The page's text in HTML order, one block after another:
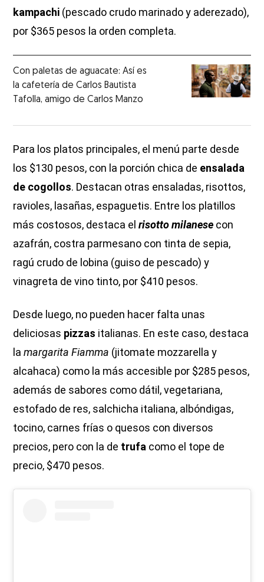
kampachi (pescado crudo marinado y aderezado),
por $365 pesos la orden completa.
Con paletas de aguacate: Así es
la cafetería de Carlos Bautista
Tafolla, amigo de Carlos Manzo
Para los platos principales, el menú parte desde
los $130 pesos, con la porción chica de ensalada
de cogollos. Destacan otras ensaladas, risottos,
ravioles, lasañas, espaguetis. Entre los platillos
más costosos, destaca elrisotto milanese con
azafrán, costra parmesano con tinta de sepia,
ragú crudo de lobina (guiso de pescado) y
vinagreta de vino tinto, por $410 pesos.
Desde luego, no pueden hacer falta unas
deliciosas pizzas italianas. En este caso, destaca
lamargarita Fiamma (jitomate mozzarella y
alcahaca) como la más accesible por $285 pesos,
además de sabores como dátil, vegetariana,
estofado de res, salchicha italiana, albóndigas,
tocino, carnes frías o quesos con diversos
precios, pero con la de trufa como el tope de
precio, $470 pesos.